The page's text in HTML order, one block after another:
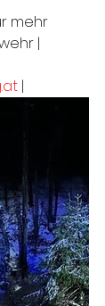
mehr
|
|